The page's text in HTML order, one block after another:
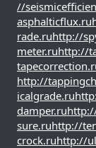
//
asphalticflux.ru
rade.ruhttp://
meter.ruhttp://
http://
icalgrade.ru
damper.ru
sure.ruhttp://
crock.ruhttp://